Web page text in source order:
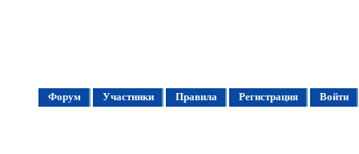
Форум Участники Правила Регистрация Войти